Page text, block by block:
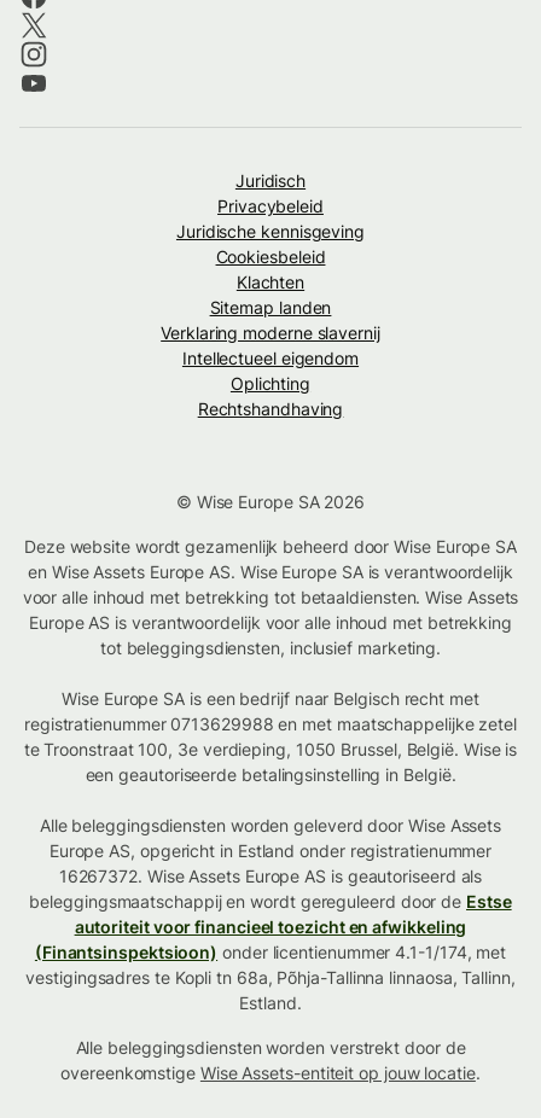
Juridisch
Privacybeleid
Juridische kennisgeving
Cookiesbeleid
Klachten
Sitemap landen
Verklaring moderne slavernij
Intellectueel eigendom
Oplichting
Rechtshandhaving
© Wise Europe SA 2026
Deze website wordt gezamenlijk beheerd door Wise Europe SA
en Wise Assets Europe AS. Wise Europe SA is verantwoordelijk
voor alle inhoud met betrekking tot betaaldiensten. Wise Assets
Europe AS is verantwoordelijk voor alle inhoud met betrekking
tot beleggingsdiensten, inclusief marketing.
Wise Europe SA is een bedrijf naar Belgisch recht met
registratienummer 0713629988 en met maatschappelijke zetel
te Troonstraat 100, 3e verdieping, 1050 Brussel, België. Wise is
een geautoriseerde betalingsinstelling in België.
Alle beleggingsdiensten worden geleverd door Wise Assets
Europe AS, opgericht in Estland onder registratienummer
16267372. Wise Assets Europe AS is geautoriseerd als
beleggingsmaatschappij en wordt gereguleerd door de Estse
autoriteit voor financieel toezicht en afwikkeling
(Finantsinspektsioon) onder licentienummer 4.1-1/174, met
vestigingsadres te Kopli tn 68a, Põhja-Tallinna linnaosa, Tallinn,
Estland.
Alle beleggingsdiensten worden verstrekt door de
overeenkomstige Wise Assets-entiteit op jouw locatie.